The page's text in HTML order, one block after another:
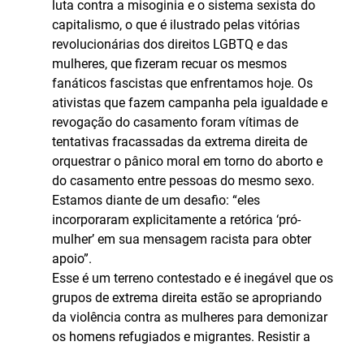
luta contra a misoginia e o sistema sexista do
capitalismo, o que é ilustrado pelas vitórias
revolucionárias dos direitos LGBTQ e das
mulheres, que fizeram recuar os mesmos
fanáticos fascistas que enfrentamos hoje. Os
ativistas que fazem campanha pela igualdade e
revogação do casamento foram vítimas de
tentativas fracassadas da extrema direita de
orquestrar o pânico moral em torno do aborto e
do casamento entre pessoas do mesmo sexo.
Estamos diante de um desafio: “eles
incorporaram explicitamente a retórica ‘pró-
mulher’ em sua mensagem racista para obter
apoio”.
Esse é um terreno contestado e é inegável que os
grupos de extrema direita estão se apropriando
da violência contra as mulheres para demonizar
os homens refugiados e migrantes. Resistir a